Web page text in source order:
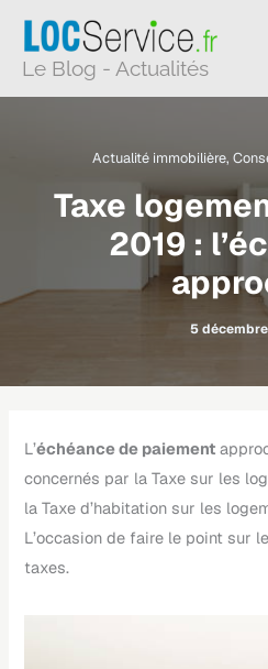
contenu
Le Blog - Actualités
Actualité immobilière,
Taxe
2019 :
5
L’échéance de paiement
concernés par la Taxe sur les
la Taxe d’habitation sur les
L’occasion de faire le point sur
taxes.